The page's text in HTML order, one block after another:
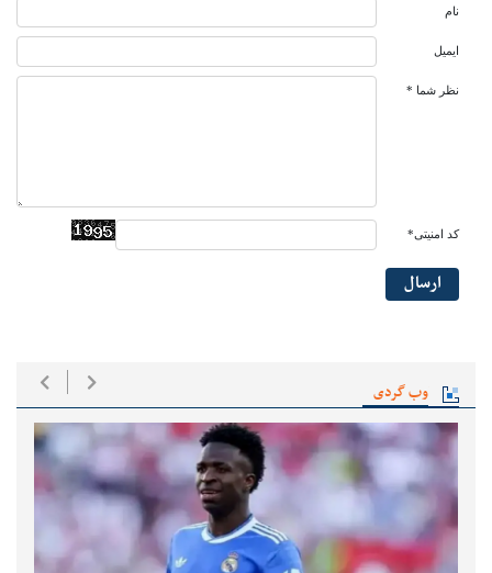
وب گردی
نام
ایمیل
نظر شما *
کد امنیتی*
ارسال